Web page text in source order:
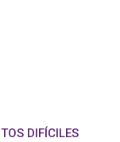
DIFÍCILES